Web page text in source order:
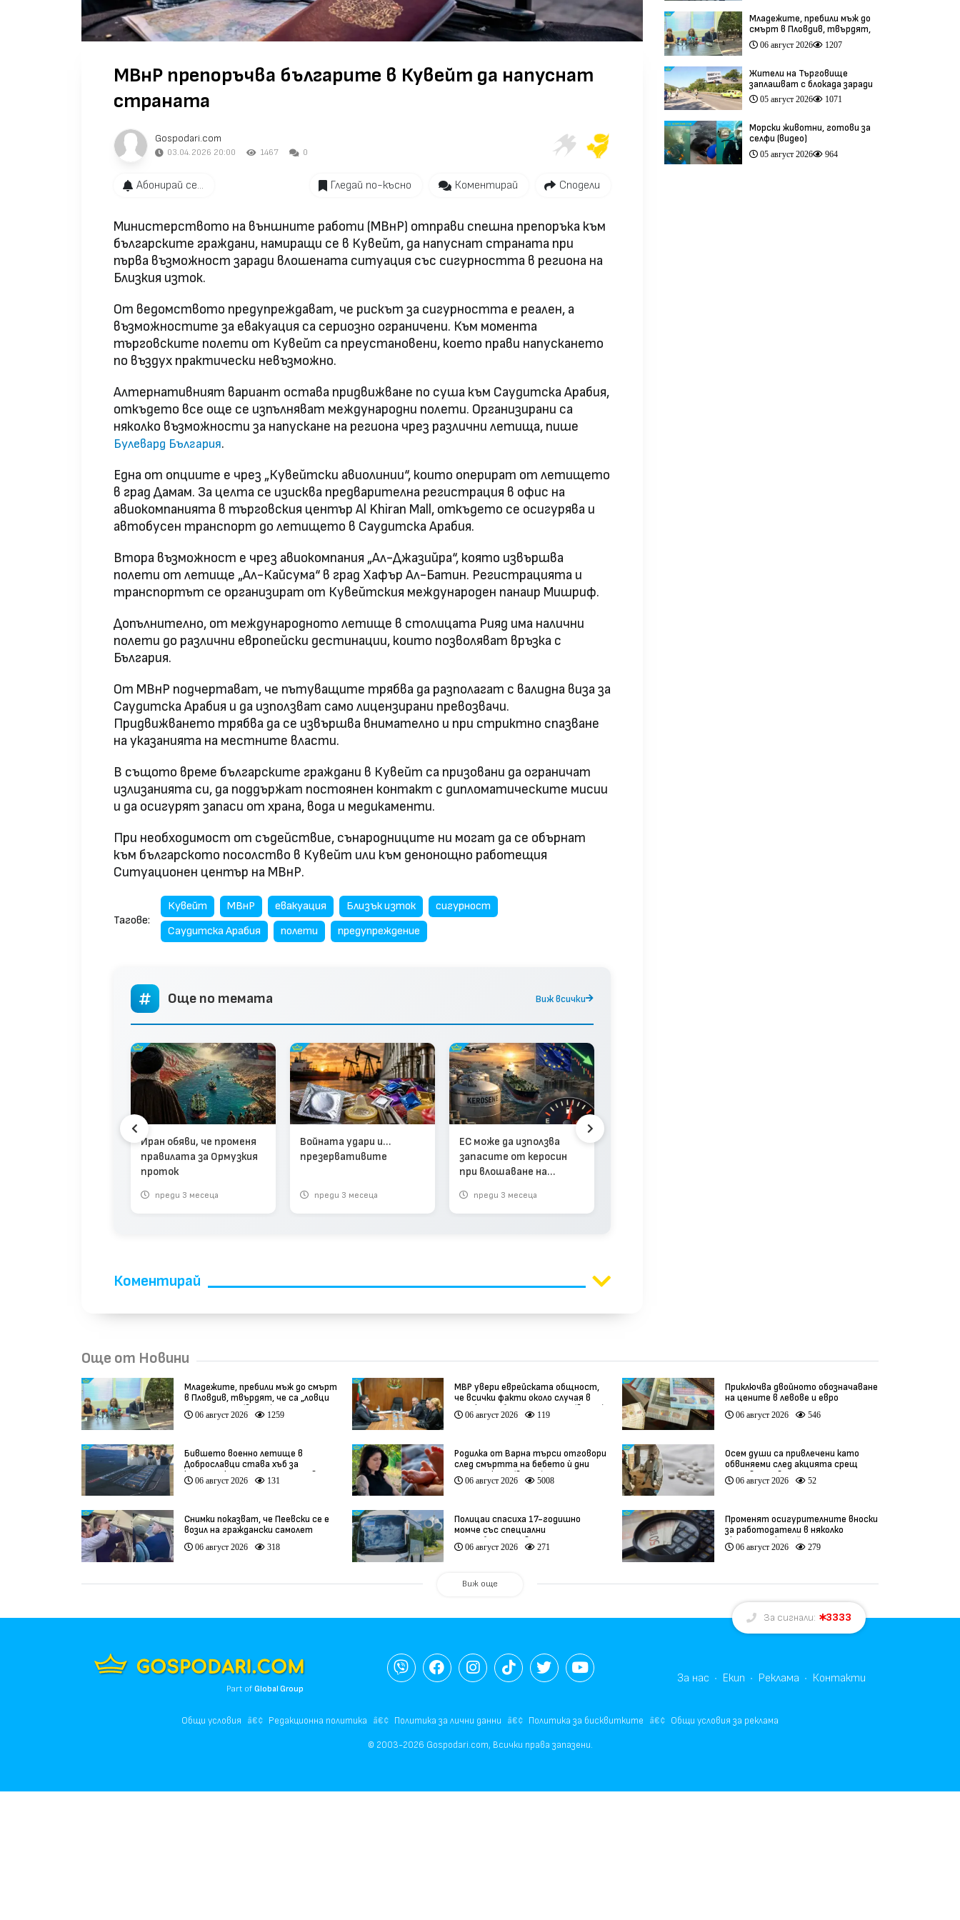
МВнР препоръчва българите в Кувейт да напуснат
страната
Gospodari.com
03.04.2026 20:00 1467 0
Абонирай се... Гледай по-късно Коментирай Сподели
Министерството на външните работи (МВнР) отправи спешна препоръка към
българските граждани, намиращи се в Кувейт, да напуснат страната при
първа възможност заради влошената ситуация със сигурността в региона на
Близкия изток.
От ведомството предупреждават, че рискът за сигурността е реален, а
възможностите за евакуация са сериозно ограничени. Към момента
търговските полети от Кувейт са преустановени, което прави напускането
по въздух практически невъзможно.
Алтернативният вариант остава придвижване по суша към Саудитска Арабия,
откъдето все още се изпълняват международни полети. Организирани са
няколко възможности за напускане на региона чрез различни летища, пише
Булевард България.
Една от опциите е чрез „Кувейтски авиолинии“, които оперират от летището
в град Дамам. За целта се изисква предварителна регистрация в офис на
авиокомпанията в търговския център Al Khiran Mall, откъдето се осигурява и
автобусен транспорт до летището в Саудитска Арабия.
Втора възможност е чрез авиокомпания „Ал-Джазийра“, която извършва
полети от летище „Ал-Кайсума“ в град Хафър Ал-Батин. Регистрацията и
транспортът се организират от Кувейтския международен панаир Мишриф.
Допълнително, от международното летище в столицата Рияд има налични
полети до различни европейски дестинации, които позволяват връзка с
България.
От МВнР подчертават, че пътуващите трябва да разполагат с валидна виза за
Саудитска Арабия и да използват само лицензирани превозвачи.
Придвижването трябва да се извършва внимателно и при стриктно спазване
на указанията на местните власти.
В същото време българските граждани в Кувейт са призовани да ограничат
излизанията си, да поддържат постоянен контакт с дипломатическите мисии
и да осигурят запаси от храна, вода и медикаменти.
При необходимост от съдействие, сънародниците ни могат да се обърнат
към българското посолство в Кувейт или към денонощно работещия
Ситуационен център на МВнР.
Тагове:
Кувейт МВнР евакуация Близък изток
сигурност
Саудитска Арабия
полети предупреждение
Още по темата Виж всички
Иран обяви, че променя
правилата за Ормузкия
проток
преди 3 месеца
Войната удари и…
презервативите
преди 3 месеца
ЕС може да използва
запасите от керосин
при влошаване на
преди 3 месеца
Коментирай
Младежите, пребили мъж до
смърт в Пловдив, твърдят,
че са „ловци на педофили”
(видео)
06 август 2026 1207
Жители на Търговище
заплашват с блокада заради
опасен участък на пътя
София–Варна (видео)
05 август 2026 1071
Морски животни, готови за
селфи (видео)
05 август 2026 964
Още от Новини
Младежите, пребили мъж до смърт
в Пловдив, твърдят, че са „ловци
на педофили” (видео)
06 август 2026 1259
МВР увери еврейската общност,
че всички факти около случая в
Банско ще бъдат изяснени (видео)
06 август 2026 119
Приключва двойното обозначаване
на цените в левове и евро
06 август 2026 546
Бившето военно летище в
Доброславци става хъб за
космически технологии и иновации
(видео)
06 август 2026 131
Родилка от Варна търси отговори
след смъртта на бебето ѝ дни
преди секцио (видео)
06 август 2026 5008
Осем души са привлечени като
обвиняеми след акцията срещ
производство на фентанил
06 август 2026 52
Снимки показват, че Пеевски се е
возил на граждански самолет
06 август 2026 318
Полицаи спасиха 17-годишно
момче със специални
потребности, свалено от
автобус
06 август 2026 271
Променят осигурителните вноски
за работодатели в няколко
икономически дейности
06 август 2026 279
Виж още
За сигнали: 3333
Part ofGlobal Group
За нас Екип Реклама Контакти
Общи условия Редакционна политика Политика за лични данни Политика за бисквитките Общи условия за реклама
© 2003-2026 Gospodari.com, Всички права запазени.